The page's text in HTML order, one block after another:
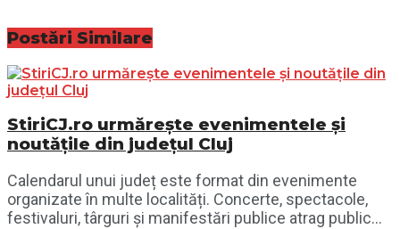
Postări Similare
StiriCJ.ro urmărește evenimentele și
noutățile din județul Cluj
Calendarul unui județ este format din evenimente
organizate în multe localități. Concerte, spectacole,
festivaluri, târguri și manifestări publice atrag public...